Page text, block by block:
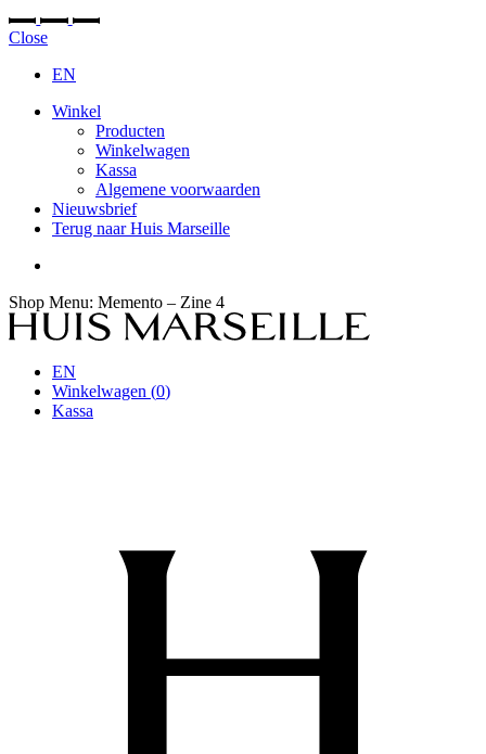
Close
EN
Winkel
Producten
Winkelwagen
Kassa
Algemene voorwaarden
Nieuwsbrief
Terug naar Huis Marseille
Shop Menu: Memento – Zine 4
EN
Winkelwagen (0)
Kassa